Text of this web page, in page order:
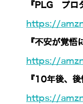
『PLG プロ
https://
『不安が覚悟
https://
『10年後、
https://